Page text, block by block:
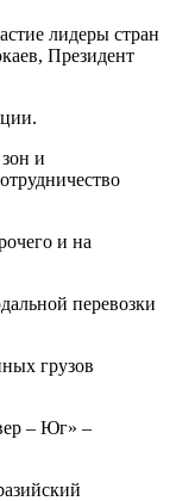
лидеры стран
Президент
и
и на
перевозки
грузов
– Юг» –